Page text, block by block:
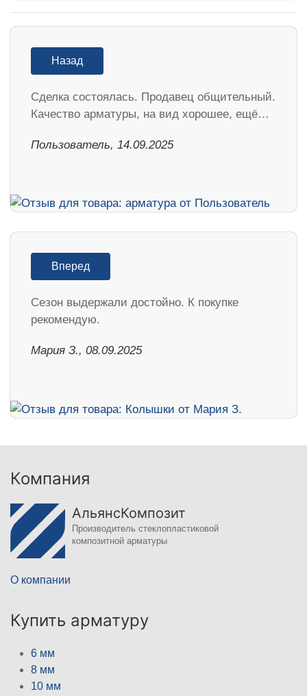
Назад
Сделка состоялась. Продавец общительный.
Качество арматуры, на вид хорошее, ещё…
Пользователь, 14.09.2025
Вперед
Cезон выдержали достойно. К покупке
рекомендую.
Мария З., 08.09.2025
Компания
АльянсКомпозит
Производитель стеклопластиковой
композитной арматуры
О компании
Купить арматуру
6 мм
8 мм
10 мм